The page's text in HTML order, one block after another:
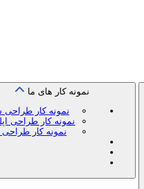
نمونه کار های ما
نمونه کار
نمونه کار طراحی
نمونه کار طراحی